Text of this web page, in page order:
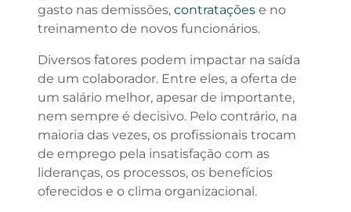
gasto nas demissões, contratações e no
treinamento de novos funcionários.
Diversos fatores podem impactar na saída
de um colaborador. Entre eles, a oferta de
um salário melhor, apesar de importante,
nem sempre é decisivo. Pelo contrário, na
maioria das vezes, os profissionais trocam
de emprego pela insatisfação com as
lideranças, os processos, os benefícios
oferecidos e o clima organizacional.